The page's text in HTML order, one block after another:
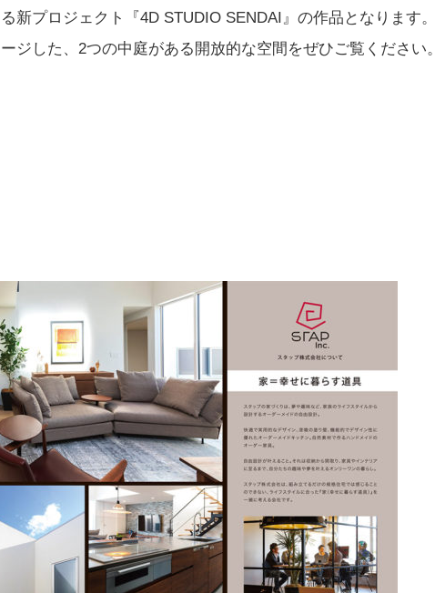
新プロジェクト『4D STUDIO SENDAI』の作品となります。
ジした、2つの中庭がある開放的な空間をぜひご覧ください。